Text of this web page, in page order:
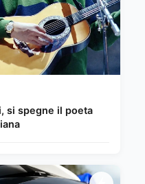
si spegne il poeta